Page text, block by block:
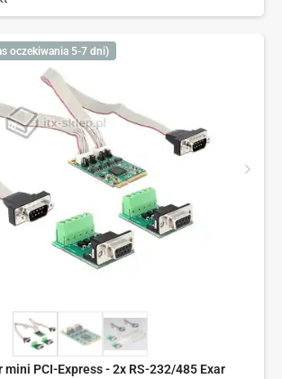
oczekiwania 5-7 dni)
mini PCI-Express - 2x RS-232/485 Exar